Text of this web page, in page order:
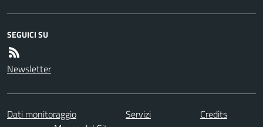
SEGUICI SU
Newsletter
Dati monitoraggio Servizi
Credits